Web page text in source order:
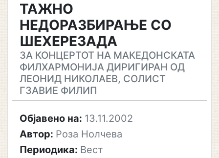
ТАЖНО
НЕДОРАЗБИРАЊЕ СО
ШЕХЕРЕЗАДА
ЗА КОНЦЕРТОТ НА МАКЕДОНСКАТА
ФИЛХАРМОНИЈА ДИРИГИРАН ОД
ЛЕОНИД НИКОЛАЕВ, СОЛИСТ
ГЗАВИЕ ФИЛИП
Објавено на: 13.11.2002
Автор: Роза Нолчева
Периодика: Вест